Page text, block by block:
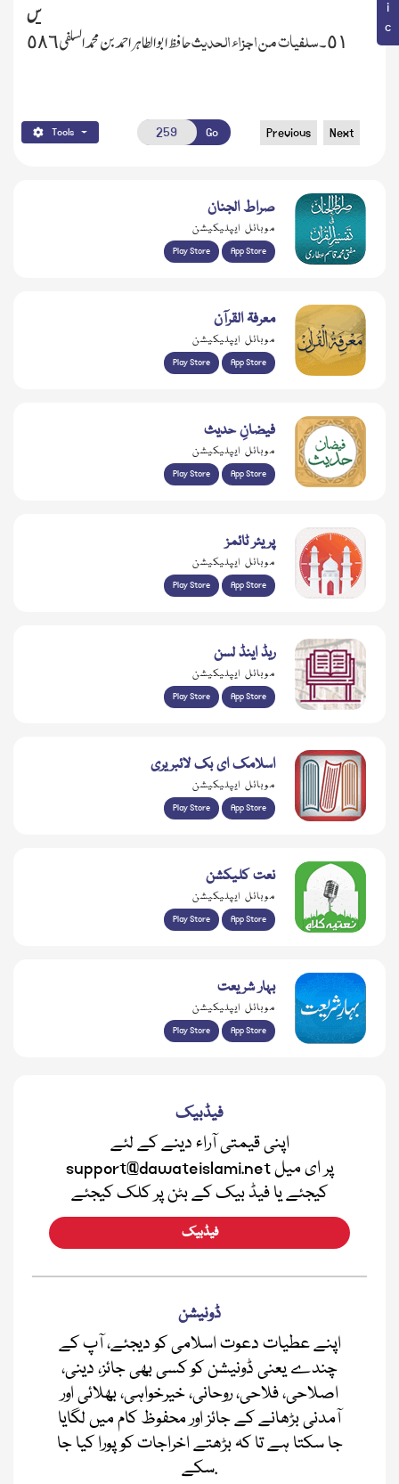
س
٥١۔ سلفیات من اجزاء الحدیثحافظ ابوالطاہراحمدبن محمدالسلفی ٥٨٦
Tools Go Previous Next
صراط الجنان
موبائل ایپلیکیشن
Play Store App Store
معرفۃ القرآن
موبائل ایپلیکیشن
Play Store App Store
فیضانِ حدیث
موبائل ایپلیکیشن
Play Store App Store
پریئر ٹائمز
موبائل ایپلیکیشن
Play Store App Store
ریڈ اینڈ لسن
موبائل ایپلیکیشن
Play Store App Store
اسلامک ای بک لائبریری
موبائل ایپلیکیشن
Play Store App Store
نعت کلیکشن
موبائل ایپلیکیشن
Play Store App Store
بہار شریعت
موبائل ایپلیکیشن
Play Store App Store
فیڈبیک
اپنی قیمتی آراء دینے کے لئے
support@dawateislami.net پر ای میل
کیجئے یا فیڈ بیک کے بٹن پر کلک کیجئے
فیڈبیک
ڈونیشن
اپنے عطیات دعوت اسلامی کو دیجئے، آپ کے
چندے یعنی ڈونیشن کو کسی بھی جائز، دینی،
اصلاحی، فلاحی، روحانی، خیرخواہی، بھلائی اور
آمدنی بڑھانے کے جائز اور محفوظ کام میں لگایا
جا سکتا ہے تا کہ بڑھتے اخراجات کو پورا کیا جا
سکے.